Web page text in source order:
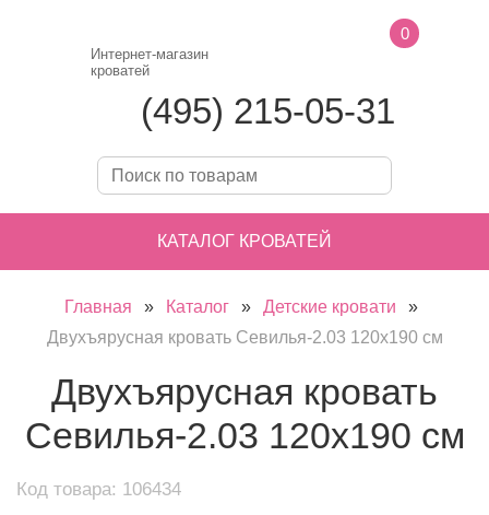
Интернет-магазин
кроватей
(495) 215-05-31
0
КАТАЛОГ КРОВАТЕЙ
Главная » Каталог » Детские кровати
»
Двухъярусная кровать Севилья-2.03 120х190 см
Двухъярусная кровать
Севилья-2.03 120х190 см
Код товара: 106434